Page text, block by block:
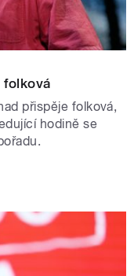
folková
přispěje folková,
hodině se